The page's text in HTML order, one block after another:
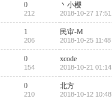
0
212
丶小樱
2018-10-27 17:51
1
206
民审-M
2018-10-25 11:48
0
154
xcode
2018-10-21 01:14
0
210
北方
2018-10-12 10:48